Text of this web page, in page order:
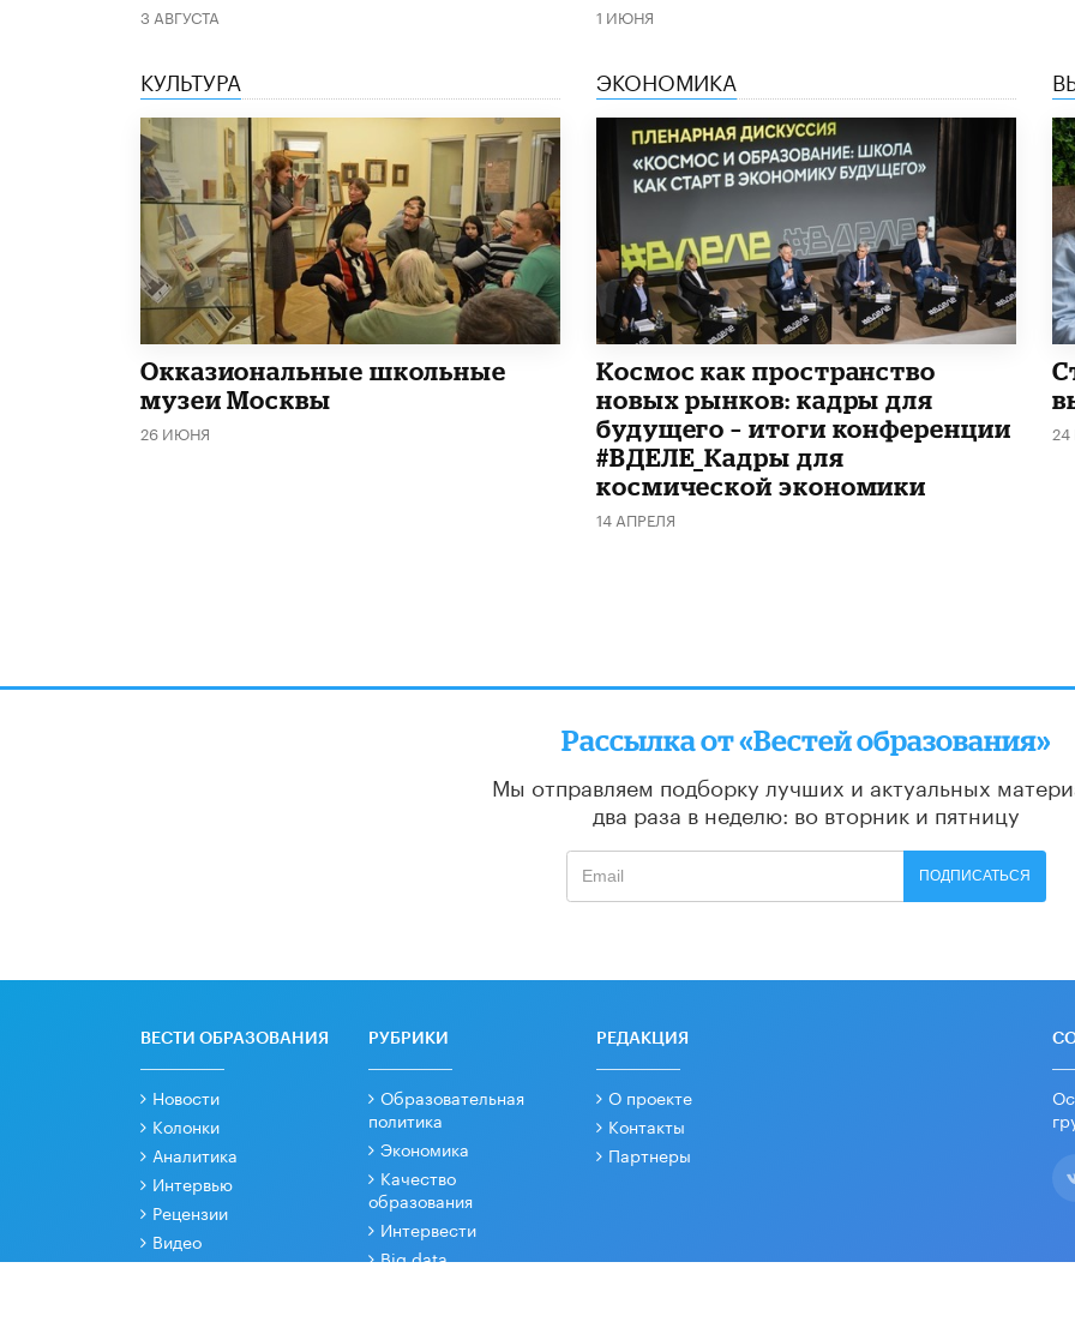
3 АВГУСТА 1 ИЮНЯ
КУЛЬТУРА
​Окказиональные школьные
музеи Москвы
26 ИЮНЯ
ЭКОНОМИКА
Космос как пространство
новых рынков: кадры для
будущего – итоги конференции
#ВДЕЛЕ_Кадры для
космической экономики
14 АПРЕЛЯ
Рассылка от «Вестей образования»
Мы отправляем подборку лучших и актуальных
два раза в неделю: во вторник и пятницу
ПОДПИСАТЬСЯ
ВЕСТИ ОБРАЗОВАНИЯ
Новости
Колонки
Аналитика
Интервью
Рецензии
Видео
РУБРИКИ
Образовательная
политика
Экономика
Качество
образования
Интервести
Big data
РЕДАКЦИЯ
О проекте
Контакты
Партнеры